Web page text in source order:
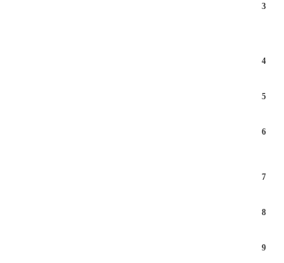
3
4
5
6
7
8
9